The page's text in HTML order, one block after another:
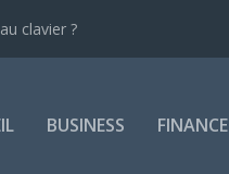
clavier ?
BUSINESS FINANCE